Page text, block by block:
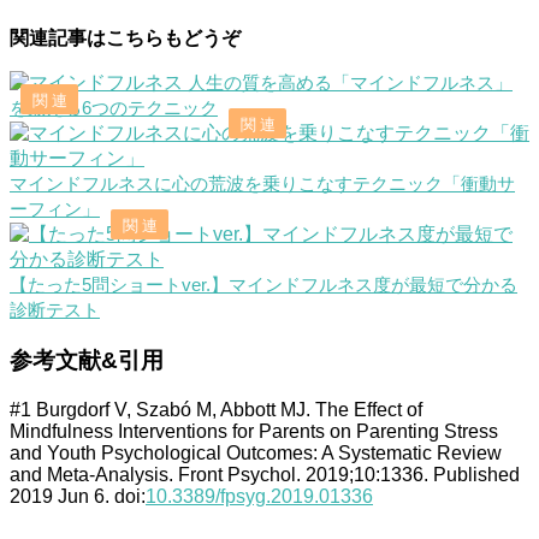
関連記事はこちらもどうぞ
人生の質を高める「マインドフルネス」
を鍛える6つのテクニック
マインドフルネスに心の荒波を乗りこなすテクニック「衝動サ
ーフィン」
【たった5問ショートver.】マインドフルネス度が最短で分かる
診断テスト
参考文献&引用
#1 Burgdorf V, Szabó M, Abbott MJ. The Effect of
Mindfulness Interventions for Parents on Parenting Stress
and Youth Psychological Outcomes: A Systematic Review
and Meta-Analysis. Front Psychol. 2019;10:1336. Published
2019 Jun 6. doi:10.3389/fpsyg.2019.01336